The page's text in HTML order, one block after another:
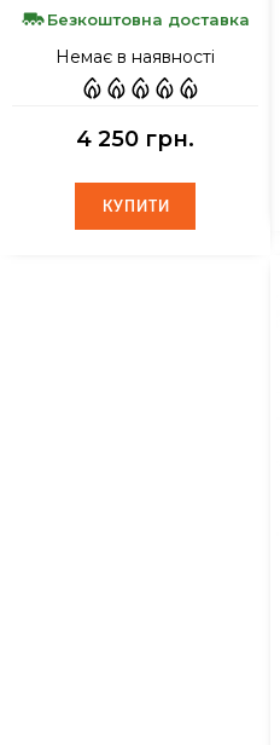
Безкоштовна доставка
Немає в наявності
4 250 грн.
КУПИТИ
КУПИТИ